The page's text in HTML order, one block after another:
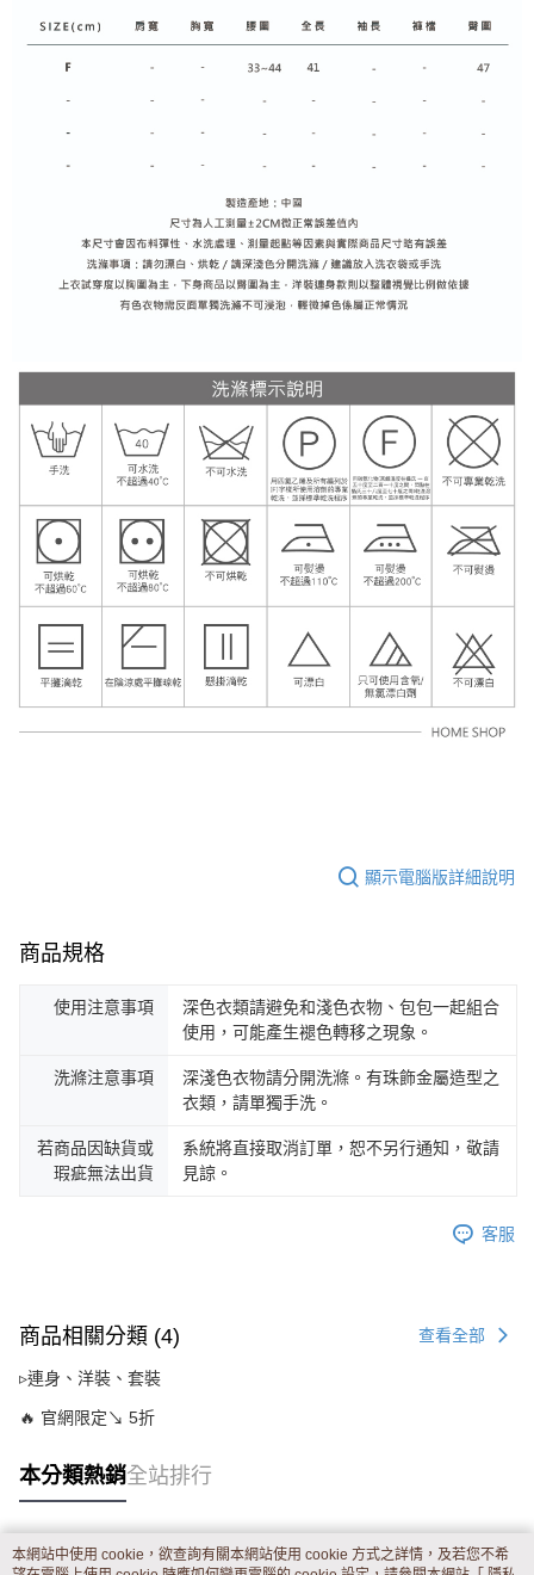
顯示電腦版詳細說明
商品規格
使用注意事項
深色衣類請避免和淺色衣物、包包一起組合
使用，可能產生褪色轉移之現象。
洗滌注意事項
深淺色衣物請分開洗滌。有珠飾金屬造型之
衣類，請單獨手洗。
若商品因缺貨或
瑕疵無法出貨
系統將直接取消訂單，恕不另行通知，敬請
見諒。
客服
商品相關分類 (4) 查看全部
▹連身、洋裝、套裝
🔥 官網限定↘ 5折
本分類熱銷全站排行
熱門標籤
本網站中使用 cookie，欲查詢有關本網站使用 cookie 方式之詳情，及若您不希